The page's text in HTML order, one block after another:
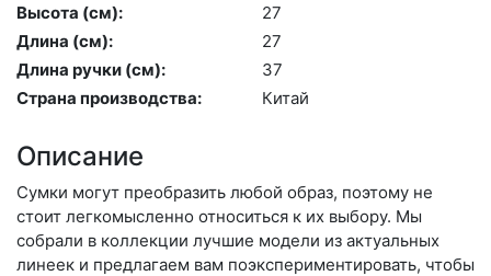
Высота (cм):
27
Длина (см):
27
Длина ручки (см):
37
Страна производства:
Ки­тай
Описание
Сумки могут преобразить любой образ, поэтому не
стоит легкомысленно относиться к их выбору. Мы
собрали в коллекции лучшие модели из актуальных
линеек и предлагаем вам поэкспериментировать, чтобы